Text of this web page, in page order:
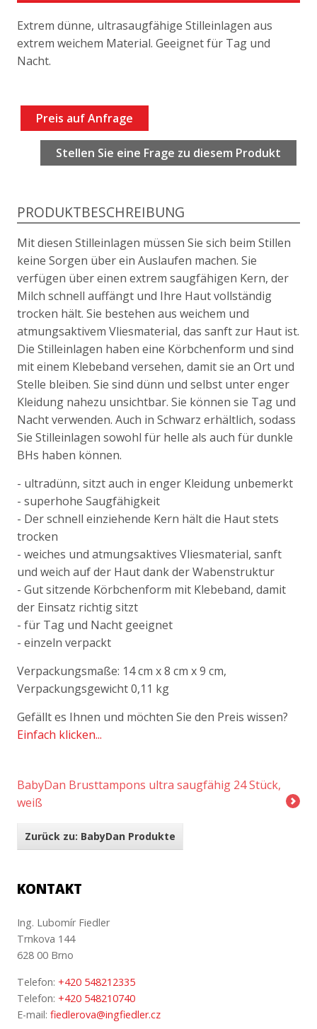
Extrem dünne, ultrasaugfähige Stilleinlagen aus
extrem weichem Material. Geeignet für Tag und
Nacht.
Preis auf Anfrage
Stellen Sie eine Frage zu diesem Produkt
PRODUKTBESCHREIBUNG
Mit diesen Stilleinlagen müssen Sie sich beim Stillen
keine Sorgen über ein Auslaufen machen. Sie
verfügen über einen extrem saugfähigen Kern, der
Milch schnell auffängt und Ihre Haut vollständig
trocken hält. Sie bestehen aus weichem und
atmungsaktivem Vliesmaterial, das sanft zur Haut ist.
Die Stilleinlagen haben eine Körbchenform und sind
mit einem Klebeband versehen, damit sie an Ort und
Stelle bleiben. Sie sind dünn und selbst unter enger
Kleidung nahezu unsichtbar. Sie können sie Tag und
Nacht verwenden. Auch in Schwarz erhältlich, sodass
Sie Stilleinlagen sowohl für helle als auch für dunkle
BHs haben können.
- ultradünn, sitzt auch in enger Kleidung unbemerkt
- superhohe Saugfähigkeit
- Der schnell einziehende Kern hält die Haut stets
trocken
- weiches und atmungsaktives Vliesmaterial, sanft
und weich auf der Haut dank der Wabenstruktur
- Gut sitzende Körbchenform mit Klebeband, damit
der Einsatz richtig sitzt
- für Tag und Nacht geeignet
- einzeln verpackt
Verpackungsmaße: 14 cm x 8 cm x 9 cm,
Verpackungsgewicht 0,11 kg
Gefällt es Ihnen und möchten Sie den Preis wissen?
Einfach klicken...
BabyDan Brusttampons ultra saugfähig 24 Stück,
weiß
Zurück zu: BabyDan Produkte
KONTAKT
Ing. Lubomír Fiedler
Trnkova 144
628 00 Brno
Telefon: +420 548212335
Telefon: +420 548210740
E-mail: fiedlerova@ingfiedler.cz